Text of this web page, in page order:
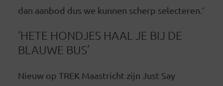
dan aanbod dus we kunnen scherp selecteren.’
‘HETE HONDJES HAAL JE BIJ DE
BLAUWE BUS’
Nieuw op TREK Maastricht zijn Just Say